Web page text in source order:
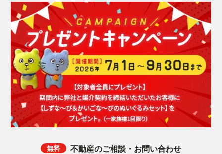
不動産のご相談・お問い合わせ